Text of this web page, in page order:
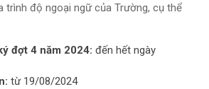
trình độ ngoại ngữ của Trường, cụ thể
đợt 4 năm 2024: đến hết ngày
từ 19/08/2024